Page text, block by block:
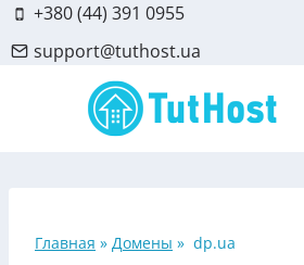
Skip
to
content
+380 (44) 391 0955
support@tuthost.ua
Главная » Домены » dp.ua